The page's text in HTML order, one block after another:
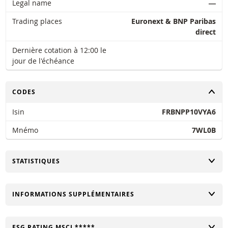
Legal name
―
Trading places
Euronext & BNP Paribas
direct
Dernière cotation à 12:00 le
jour de l'échéance
CHANGER
CODES
Isin
FRBNPP10VYA6
Mnémo
7WL0B
CHANGER
STATISTIQUES
CHANGER
INFORMATIONS SUPPLÉMENTAIRES